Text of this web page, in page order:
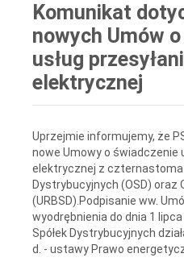
Komunikat
nowych Umów
usług
elektrycznej
Uprzejmie informujemy, że
nowe Umowy o świadczenie
elektrycznej z
Dystrybucyjnych (OSD) oraz
(URBSD).Podpisanie ww.
wyodrębnienia do dnia 1
Spółek Dystrybucyjnych
d. - ustawy Prawo